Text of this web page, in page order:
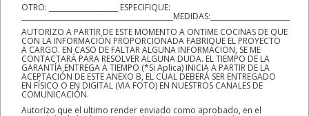
OTRO: ____________________ ESPECIFIQUE:
____________________________________________MEDIDAS:_______________________
AUTORIZO A PARTIR DE ESTE MOMENTO A ONTIME COCINAS DE QUE
CON LA INFORMACIÓN PROPORCIONADA FABRIQUE EL PROYECTO
A CARGO. EN CASO DE FALTAR ALGUNA INFORMACION, SE ME
CONTACTARÁ PARA RESOLVER ALGUNA DUDA. EL TIEMPO DE LA
GARANTÍA ENTREGA A TIEMPO (*Si Aplica) INICIA A PARTIR DE LA
ACEPTACIÓN DE ESTE ANEXO B, EL CUAL DEBERÁ SER ENTREGADO
EN FÍSICO O EN DIGITAL (VIA FOTO) EN NUESTROS CANALES DE
COMUNICACIÓN.
Autorizo que el ultimo render enviado como aprobado, en el